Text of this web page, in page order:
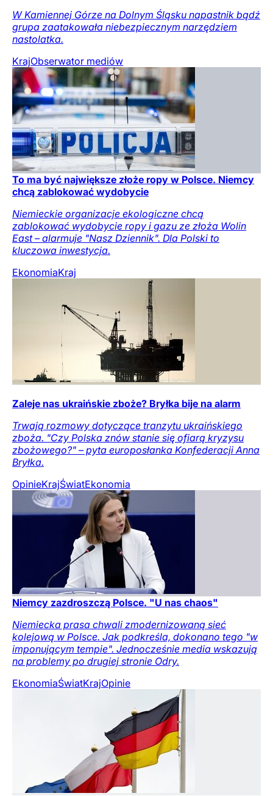
W Kamiennej Górze na Dolnym Śląsku napastnik bądź
grupa zaatakowała niebezpiecznym narzędziem
nastolatka.
KrajObserwator mediów
To ma być największe złoże ropy w Polsce. Niemcy
chcą zablokować wydobycie
Niemieckie organizacje ekologiczne chcą
zablokować wydobycie ropy i gazu ze złoża Wolin
East – alarmuje "Nasz Dziennik". Dla Polski to
kluczowa inwestycja.
EkonomiaKraj
Zaleje nas ukraińskie zboże? Bryłka bije na alarm
Trwają rozmowy dotyczące tranzytu ukraińskiego
zboża. "Czy Polska znów stanie się ofiarą kryzysu
zbożowego?" – pyta europosłanka Konfederacji Anna
Bryłka.
OpinieKrajŚwiatEkonomia
Niemcy zazdroszczą Polsce. "U nas chaos"
Niemiecka prasa chwali zmodernizowaną sieć
kolejową w Polsce. Jak podkreśla, dokonano tego "w
imponującym tempie". Jednocześnie media wskazują
na problemy po drugiej stronie Odry.
EkonomiaŚwiatKrajOpinie